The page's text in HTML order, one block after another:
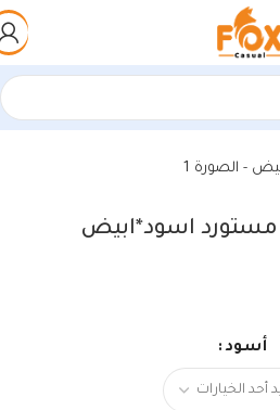
اسود*ابيض
أسود